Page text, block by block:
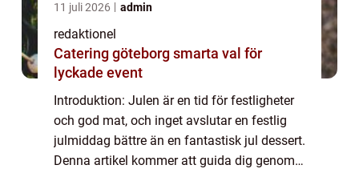
11 juli 2026 admin
redaktionel
Catering göteborg smarta val för
lyckade event
Introduktion: Julen är en tid för festligheter
och god mat, och inget avslutar en festlig
julmiddag bättre än en fantastisk jul dessert.
Denna artikel kommer att guida dig genom